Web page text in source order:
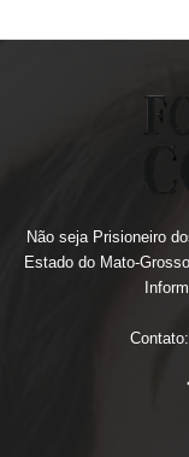
Não seja Prisioneiro
Estado do Mato-
Contato: